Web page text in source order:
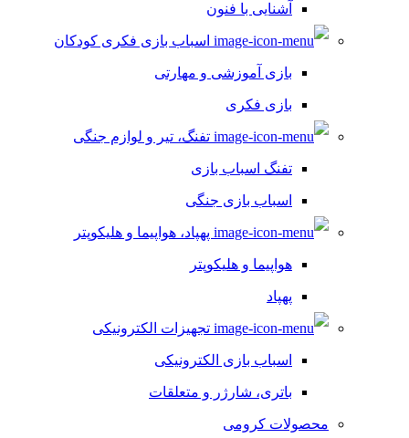
آشنایی با فنون
اسباب بازی فکری کودکان
بازی آموزشی و مهارتی
بازی فکری
تفنگ، تیر و لوازم جنگی
تفنگ اسباب بازی
اسباب بازی جنگی
پهپاد، هواپیما و هلیکوپتر
هواپیما و هلیکوپتر
پهپاد
تجهیزات الکترونیکی
اسباب بازی الکترونیکی
باتری، شارژر و متعلقات
محصولات کرومی